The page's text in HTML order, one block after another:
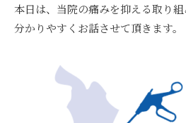
本日は、当院の痛みを抑える取り
分かりやすくお話させて頂きます。